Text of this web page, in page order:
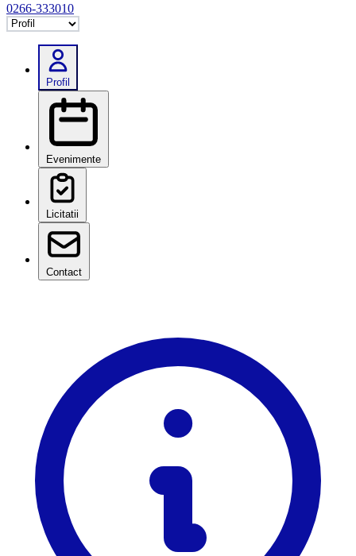
0266-333010
Selectează tab
Profil
Evenimente
Licitatii
Contact